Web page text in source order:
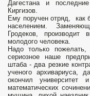
Дагестана и
Киргизов.
Ему поручен отряд, как
населением.
Гродеков, производит
молодого человека.
Надо только
сериозное наше
штаба - два резкие
ученого архивариуса,
окончил
математических